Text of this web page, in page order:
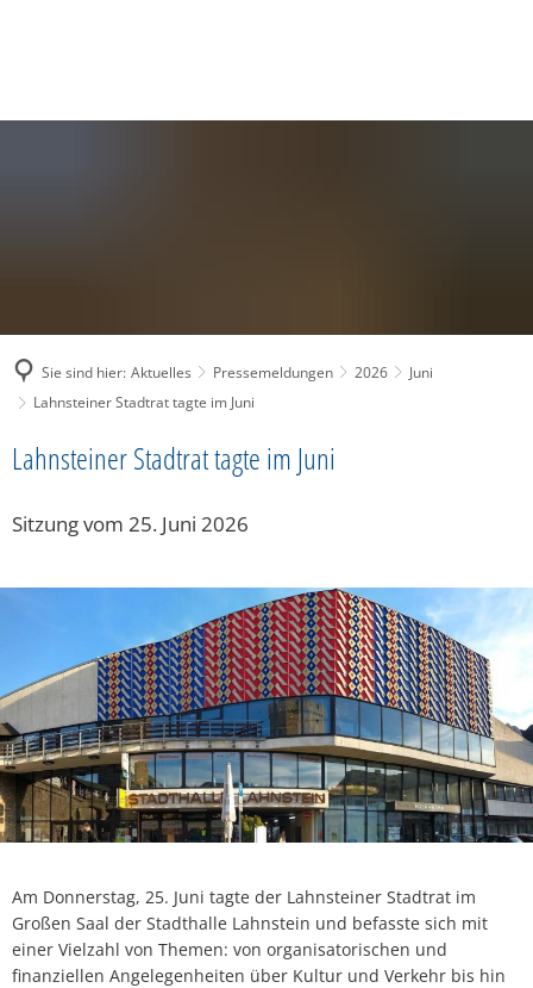
Sie sind hier: Aktuelles Pressemeldungen 2026
Juni
Lahnsteiner Stadtrat tagte im Juni
Lahnsteiner Stadtrat tagte im Juni
Sitzung vom 25. Juni 2026
Am Donnerstag, 25. Juni tagte der Lahnsteiner Stadtrat im
Großen Saal der Stadthalle Lahnstein und befasste sich mit
einer Vielzahl von Themen: von organisatorischen und
finanziellen Angelegenheiten über Kultur und Verkehr bis hin